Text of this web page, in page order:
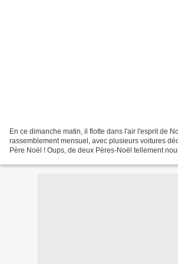
En ce dimanche matin, il flotte dans l'air l'esprit de
rassemblement mensuel, avec plusieurs voitures
Père Noël ! Oups, de deux Pères-Noël tellement